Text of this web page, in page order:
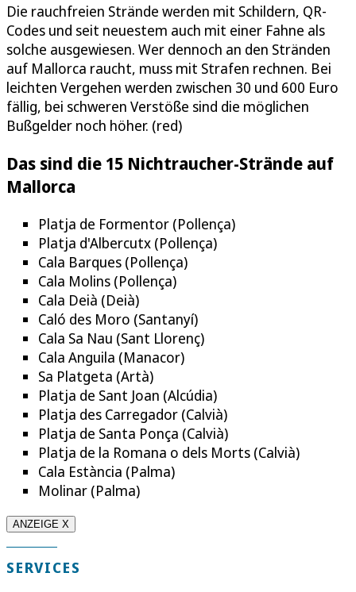
Die rauchfreien Strände werden mit Schildern, QR-
Codes und seit neuestem auch mit einer Fahne als
solche ausgewiesen. Wer dennoch an den Stränden
auf Mallorca raucht, muss mit Strafen rechnen. Bei
leichten Vergehen werden zwischen 30 und 600 Euro
fällig, bei schweren Verstöße sind die möglichen
Bußgelder noch höher. (red)
Das sind die 15 Nichtraucher-Strände auf
Mallorca
Platja de Formentor (Pollença)
Platja d'Albercutx (Pollença)
Cala Barques (Pollença)
Cala Molins (Pollença)
Cala Deià (Deià)
Caló des Moro (Santanyí)
Cala Sa Nau (Sant Llorenç)
Cala Anguila (Manacor)
Sa Platgeta (Artà)
Platja de Sant Joan (Alcúdia)
Platja des Carregador (Calvià)
Platja de Santa Ponça (Calvià)
Platja de la Romana o dels Morts (Calvià)
Cala Estància (Palma)
Molinar (Palma)
ANZEIGE X
SERVICES